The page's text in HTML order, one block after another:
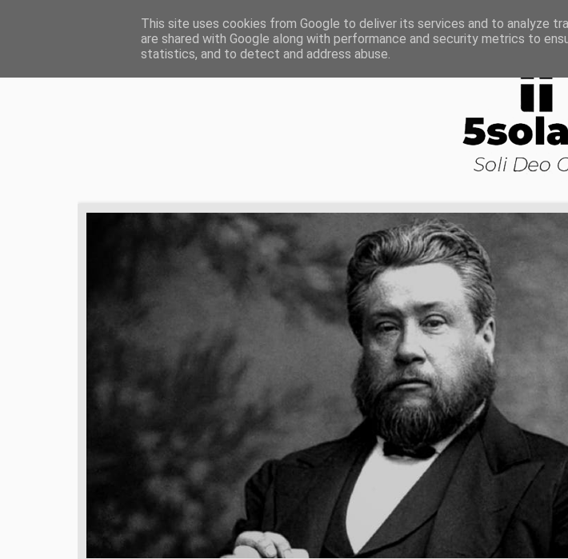
ŻYCIE CHRZEŚCIJAŃSKIE ZDROWA NAUKA
This site uses cookies from Google to deliver its services and to analyze
are shared with Google along with performance and security metrics to
statistics, and to detect and address abuse.